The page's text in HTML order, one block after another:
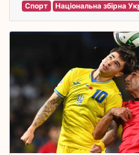
Спорт Національна збірна